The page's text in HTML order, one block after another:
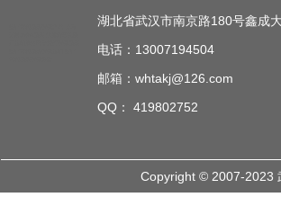
湖北省武汉市南京路180号鑫成
电话：13007194504
邮箱：whtakj@126.com
QQ： 419802752
Copyright © 2007-